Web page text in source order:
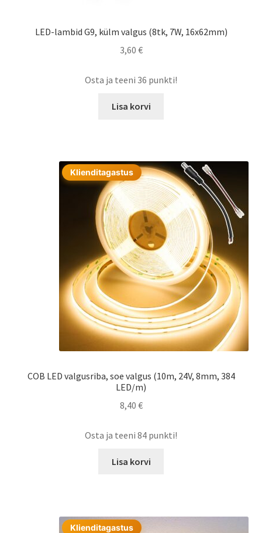
LED-lambid G9, külm valgus (8tk, 7W, 16x62mm)
3,60 €
Osta ja teeni 36 punkti!
Lisa korvi
Klienditagastus
COB LED valgusriba, soe valgus (10m, 24V, 8mm, 384
LED/m)
8,40 €
Osta ja teeni 84 punkti!
Lisa korvi
Klienditagastus